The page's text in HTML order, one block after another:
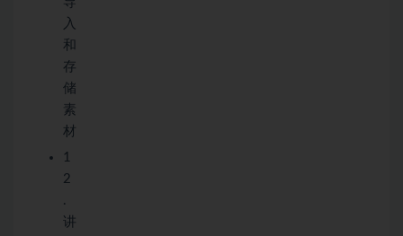
入
和
存
储
素
材
1
2
.
讲